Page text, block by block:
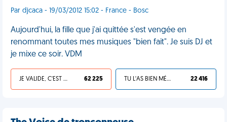
Par djcaca - 19/03/2012 15:02 - France - Bosc
Aujourd'hui, la fille que j'ai quittée s'est vengée en
renommant toutes mes musiques "bien fait". Je suis DJ et
je mixe ce soir. VDM
JE VALIDE, C'EST UNE VDM 62 225 TU L'AS BIEN MÉRITÉ 22 416